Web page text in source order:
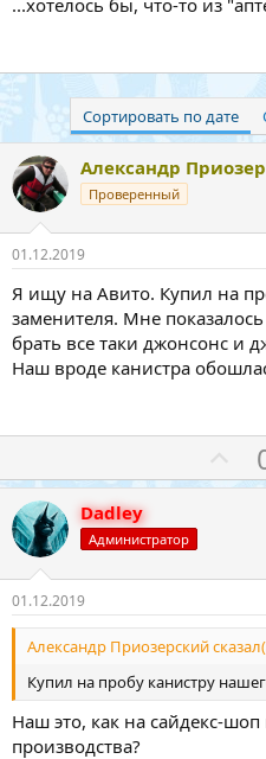
Сортировать по дате
Александр
Проверенный
01.12.2019
Я ищу на Авито. Купил на
заменителя. Мне
брать все таки джонсонс и
Наш вроде канистра
а
Dadley
Администратор
01.12.2019
Александр Приозерский
Купил на пробу канистру
Наш это, как на сайдекс-
производства?